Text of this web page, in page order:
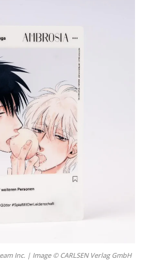
Inc. | Image © CARLSEN Verlag GmbH